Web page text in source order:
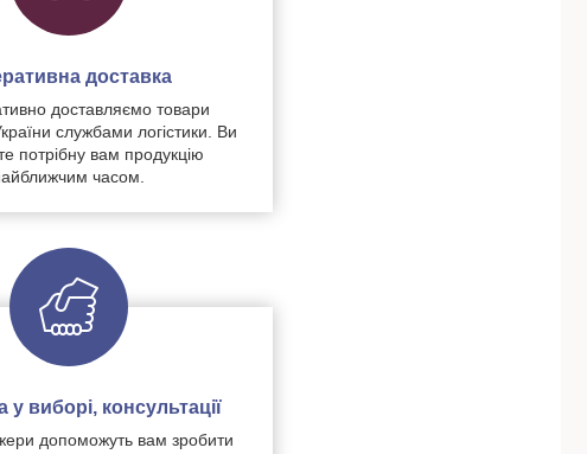
доставка
доставляємо товари
службами логістики. Ви
потрібну вам продукцію
часом.
виборі, консультації
допоможуть вам зробити